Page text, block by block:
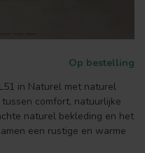
Op bestelling
in Naturel met naturel
comfort, natuurlijke
naturel bekleding en het
een rustige en warme